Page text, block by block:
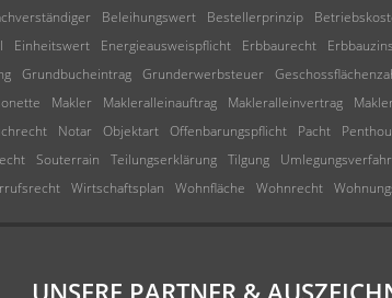
Beleihungswert Bestellerprinzip
Einheitswert Energieausweispflicht Erbbaurecht Erbbauzins
Grundbucheintrag Grunderwerbsteuer
Makler Makleralleinauftrag Makleralleinvertrag
Notar Objektart Offenbarungspflicht Pacht
Souterrain Teilungserklärung Tilgung
Wirtschaftsplan Wohnfläche Wohnrecht